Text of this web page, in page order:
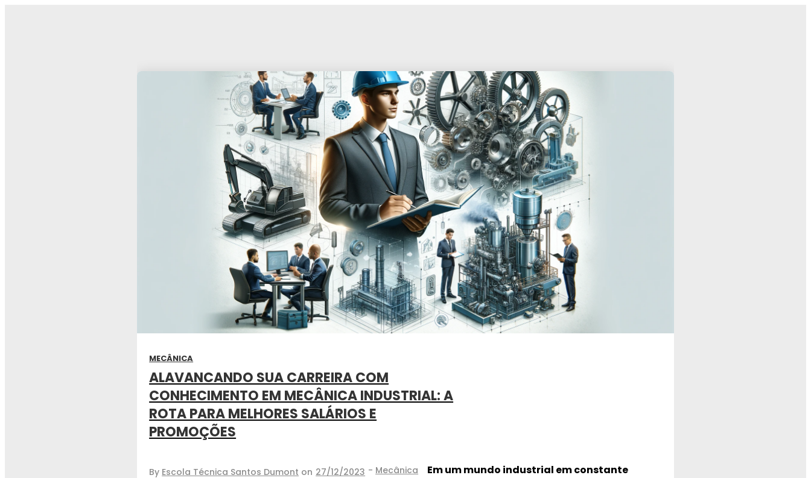
MECÂNICA
ALAVANCANDO SUA CARREIRA COM
CONHECIMENTO EM MECÂNICA INDUSTRIAL: A
ROTA PARA MELHORES SALÁRIOS E
PROMOÇÕES
By Escola Técnica Santos Dumont on 27/12/2023 - Mecânica
Em um mundo industrial em constante